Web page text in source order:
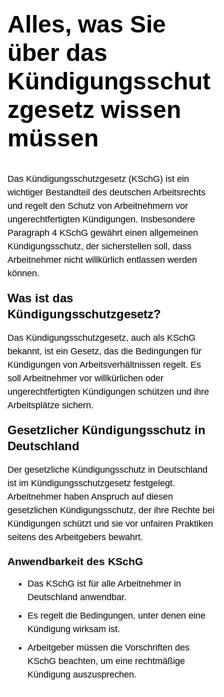
Alles, was Sie
über das
Kündigungsschut
zgesetz wissen
müssen
Das Kündigungsschutzgesetz (KSchG) ist ein
wichtiger Bestandteil des deutschen Arbeitsrechts
und regelt den Schutz von Arbeitnehmern vor
ungerechtfertigten Kündigungen. Insbesondere
Paragraph 4 KSchG gewährt einen allgemeinen
Kündigungsschutz, der sicherstellen soll, dass
Arbeitnehmer nicht willkürlich entlassen werden
können.
Was ist das
Kündigungsschutzgesetz?
Das Kündigungsschutzgesetz, auch als KSchG
bekannt, ist ein Gesetz, das die Bedingungen für
Kündigungen von Arbeitsverhältnissen regelt. Es
soll Arbeitnehmer vor willkürlichen oder
ungerechtfertigten Kündigungen schützen und ihre
Arbeitsplätze sichern.
Gesetzlicher Kündigungsschutz in
Deutschland
Der gesetzliche Kündigungsschutz in Deutschland
ist im Kündigungsschutzgesetz festgelegt.
Arbeitnehmer haben Anspruch auf diesen
gesetzlichen Kündigungsschutz, der ihre Rechte bei
Kündigungen schützt und sie vor unfairen Praktiken
seitens des Arbeitgebers bewahrt.
Anwendbarkeit des KSchG
Das KSchG ist für alle Arbeitnehmer in
Deutschland anwendbar.
Es regelt die Bedingungen, unter denen eine
Kündigung wirksam ist.
Arbeitgeber müssen die Vorschriften des
KSchG beachten, um eine rechtmäßige
Kündigung auszusprechen.